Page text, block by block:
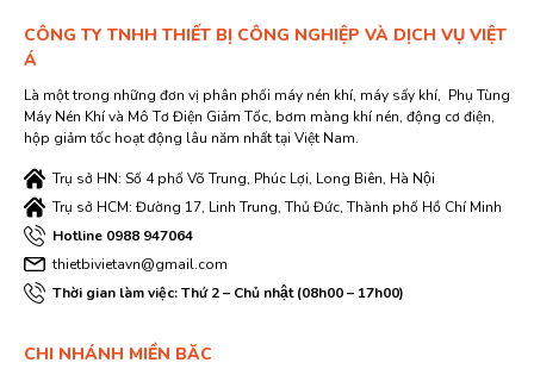
CÔNG TY TNHH THIẾT BỊ CÔNG NGHIỆP VÀ DỊCH VỤ VIỆT
Á
Là một trong những đơn vị phân phối máy nén khí, máy sấy khí, Phụ Tùng
Máy Nén Khí và Mô Tơ Điện Giảm Tốc, bơm màng khí nén, động cơ điện,
hộp giảm tốc hoạt động lâu năm nhất tại Việt Nam.
Trụ sở HN: Số 4 phố Võ Trung, Phúc Lợi, Long Biên, Hà Nội
Trụ sở HCM: Đường 17, Linh Trung, Thủ Đức, Thành phố Hồ Chí Minh
Hotline 0988 947064
thietbivietavn@gmail.com
Thời gian làm việc: Thứ 2 – Chủ nhật (08h00 – 17h00)
CHI NHÁNH MIỀN BĂC